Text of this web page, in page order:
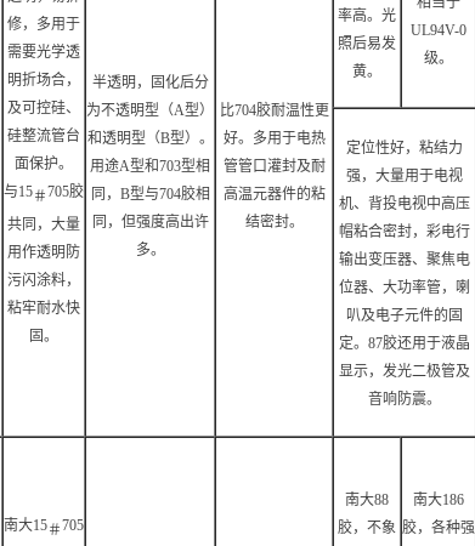
修，多用于
需要光学透
明折场合，
及可控硅、
硅整流管台
面保护。
与15＃705胶
共同，大量
用作透明防
污闪涂料，
粘牢耐水快
固。
半透明，固化后分
为不透明型（A型）
和透明型（B型）。
用途A型和703型相
同，B型与704胶相
同，但强度高出许
多。
比704胶耐温性更
好。多用于电热
管管口灌封及耐
高温元器件的粘
结密封。
率高。光
照后易发
黄。
UL94V-0
级。
定位性好，粘结力
强，大量用于电视
机、背投电视中高压
帽粘合密封，彩电行
输出变压器、聚焦电
位器、大功率管，喇
叭及电子元件的固
定。87胶还用于液晶
显示，发光二极管及
音响防震。
南大15＃705
南大88
胶，不象
南大186
胶，各种强